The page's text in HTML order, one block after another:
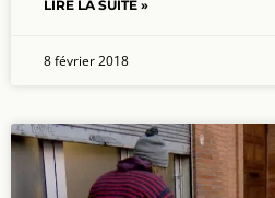
LIRE LA SUITE »
8 février 2018